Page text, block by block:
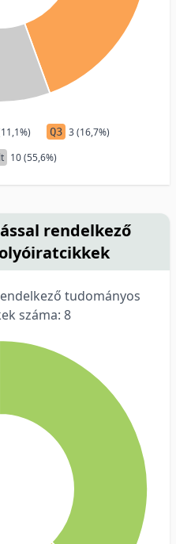
Q3 3 (16,7%)
10 (55,6%)
rendelkező
tudományos
száma: 8